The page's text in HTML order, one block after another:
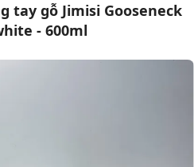
tay gỗ Jimisi Gooseneck
- 600ml